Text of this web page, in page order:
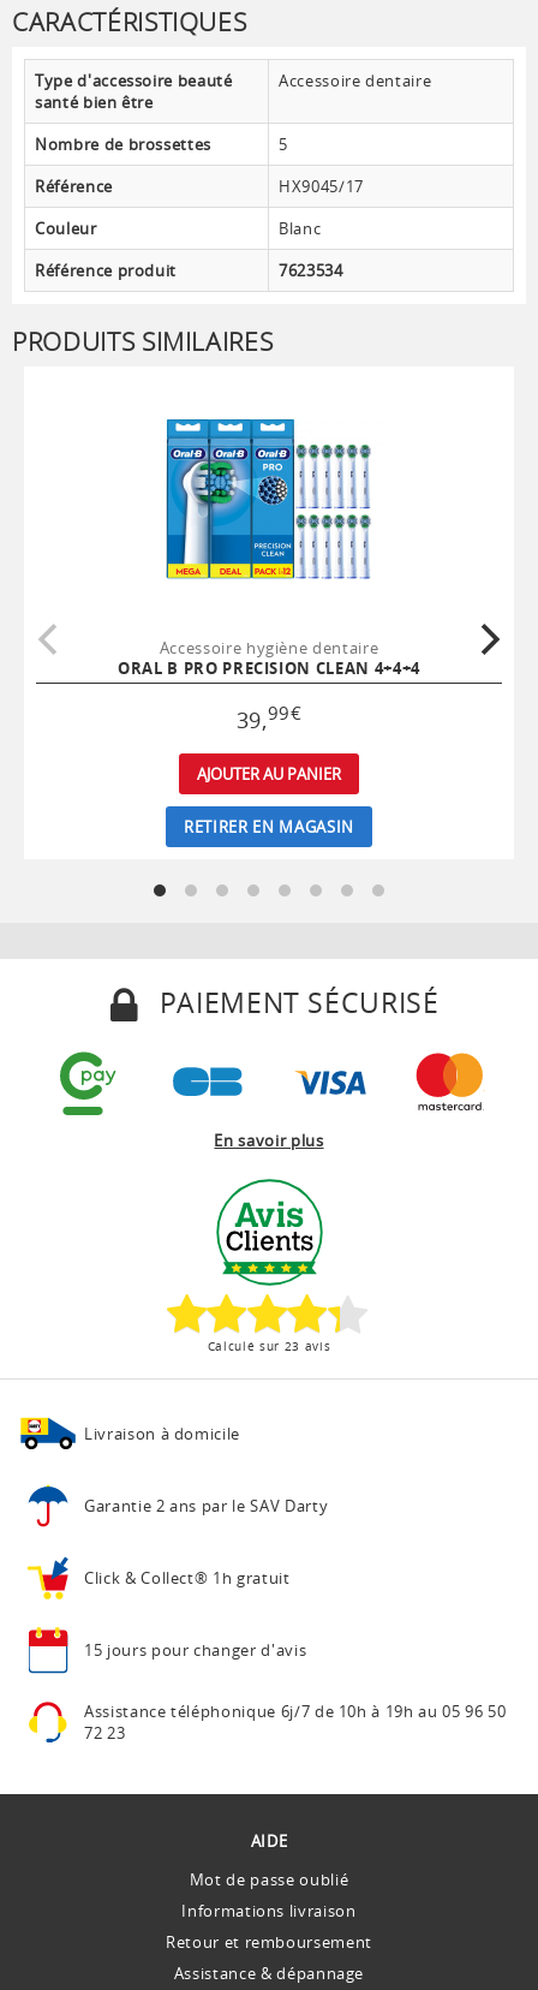
CARACTÉRISTIQUES
Type d'accessoire beauté
santé bien être
Accessoire dentaire
Nombre de brossettes
5
Référence
HX9045/17
Couleur
Blanc
Référence produit
7623534
PRODUITS SIMILAIRES
Accessoire hygiène dentaire
ORAL B PRO PRECISION CLEAN 4+4+4
39,99€
AJOUTER AU PANIER
RETIRER EN MAGASIN
PAIEMENT SÉCURISÉ
En savoir plus
Calculé sur 23 avis
Livraison à domicile
Garantie 2 ans par le SAV Darty
Click & Collect® 1h gratuit
15 jours pour changer d'avis
Assistance téléphonique 6j/7 de 10h à 19h au 05 96 50
72 23
AIDE
Mot de passe oublié
Informations livraison
Retour et remboursement
Assistance & dépannage